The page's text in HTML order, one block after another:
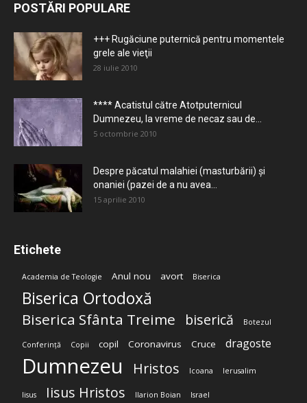
POSTĂRI POPULARE
+++ Rugăciune puternică pentru momentele
grele ale vieţii
28 iulie 2010
**** Acatistul către Atotputernicul
Dumnezeu, la vreme de necaz sau de...
5 octombrie 2010
Despre păcatul malahiei (masturbării) şi
onaniei (pazei de a nu avea...
15 aprilie 2010
Etichete
Academia de Teologie Anul nou avort Biserica
Biserica Ortodoxă
Biserica Sfânta Treime biserică Botezul
Conferință Copii copil Coronavirus Cruce dragoste
Dumnezeu Hristos Icoana Ierusalim
Iisus Iisus Hristos Ilarion Boian Israel